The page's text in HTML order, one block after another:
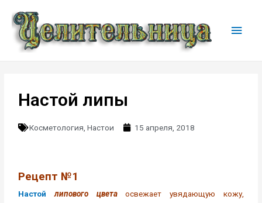
Настой липы
Косметология ,Настои 15 апреля, 2018
Рецепт №1
Настой липового цветаосвежает увядающую кожу,